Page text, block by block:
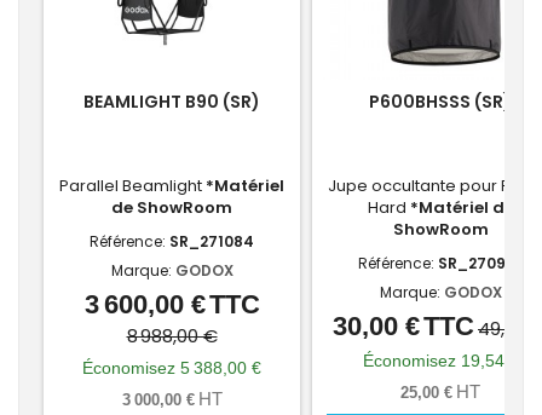
BEAMLIGHT B90 (SR)
Parallel Beamlight *Matériel
de ShowRoom
Référence: SR_271084
Marque: GODOX
Prix
Prix
de
base
3 600,00 €TTC
8 988,00 €
Économisez 5 388,00 €
3 000,00 € HT
P600BHSSS (SR)
Jupe occultante pour
Hard *Matériel de
ShowRoom
Référence: SR_270920
Marque: GODOX
Prix
Prix
de
base
30,00 €TTC49,54
Économisez 19,54 €
25,00 € HT